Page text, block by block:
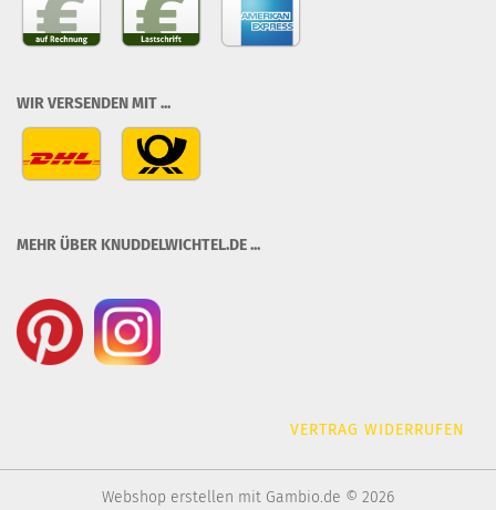
WIR VERSENDEN MIT ...
MEHR ÜBER KNUDDELWICHTEL.DE ...
VERTRAG WIDERRUFEN
Webshop erstellen mit Gambio.de © 2026